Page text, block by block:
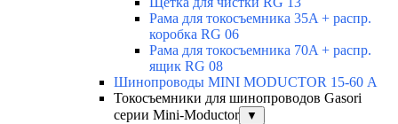
Рама для токосъемника 35A + распр.
коробка RG 06
Рама для токосъемника 70A + распр.
ящик RG 08
Шинопроводы MINI MODUCTOR 15-60 А
Токосъемники для шинопроводов Gasori
серии Mini-Moductor
▼